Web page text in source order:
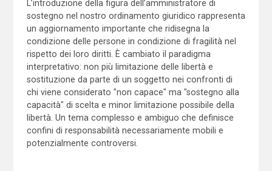
L’introduzione della figura dell’amministratore di
sostegno nel nostro ordinamento giuridico rappresenta
un aggiornamento importante che ridisegna la
condizione delle persone in condizione di fragilità nel
rispetto dei loro diritti. È cambiato il paradigma
interpretativo: non più limitazione delle libertà e
sostituzione da parte di un soggetto nei confronti di
chi viene considerato "non capace" ma "sostegno alla
capacità" di scelta e minor limitazione possibile della
libertà. Un tema complesso e ambiguo che definisce
confini di responsabilità necessariamente mobili e
potenzialmente controversi.